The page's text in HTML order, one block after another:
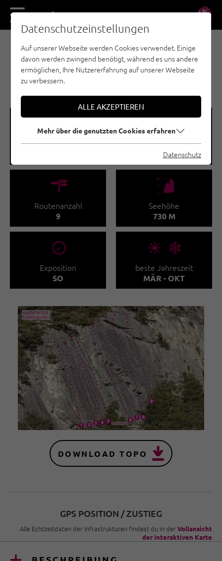
DE EN
SPORTKLETTERN - ÖTZTAL
HAIMINGER
KLETTERGARTEN
🞽
Schwierigkeitsgrad
🔹
Routenlänge
10 - 35 M
🍫
Routenanzahl
9
🞱
Seehöhe
730 M
🞂
Exposition
SO
🞀🖈
beste Jahreszeit
MÄR - OKT
DOWNLOAD TOPO
GPS POSITION / ZUSTIEG
Alle Echtzeitdaten der Infrastrukturen findest du in derVollansicht
der interaktiven Karte
Datenschutzeinstellungen
Auf unserer Webseite werden Cookies verwendet. Einige
davon werden zwingend benötigt, während es uns andere
ermöglichen, Ihre Nutzererfahrung auf unserer Webseite
zu verbessern.
ALLE AKZEPTIEREN
Mehr über die genutzten Cookies erfahren
Datenschutz